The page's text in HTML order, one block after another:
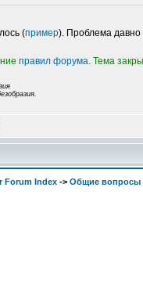
(пример). Проблема давно
правил форума. Тема
Forum Index -> Общие вопросы